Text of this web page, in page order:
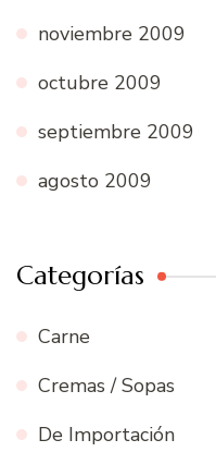
noviembre 2009
octubre 2009
septiembre 2009
agosto 2009
Categorías
Carne
Cremas / Sopas
De Importación